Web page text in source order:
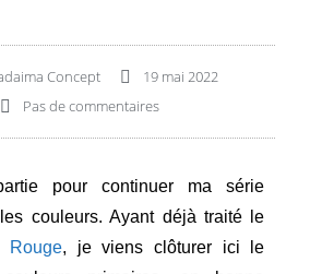
Concept
19 mai 2022
Pas de commentaires
pour continuer ma série
couleurs. Ayant déjà traité le
Rouge, je viens clôturer ici le